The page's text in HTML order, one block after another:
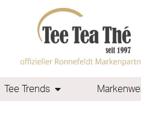
Tee Trends